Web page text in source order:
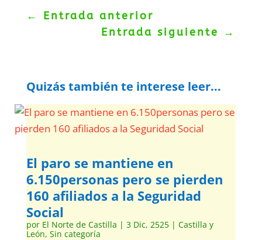
← Entrada anterior
Entrada siguiente
→
Quizás también te interese leer...
El paro se mantiene en
6.150personas pero se pierden
160 afiliados a la Seguridad
Social
por El Norte de Castilla | 3 Dic, 2525| Castilla y
León, Sin categoría